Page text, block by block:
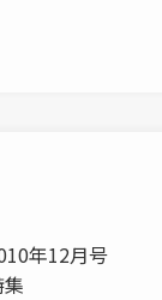
年12月号